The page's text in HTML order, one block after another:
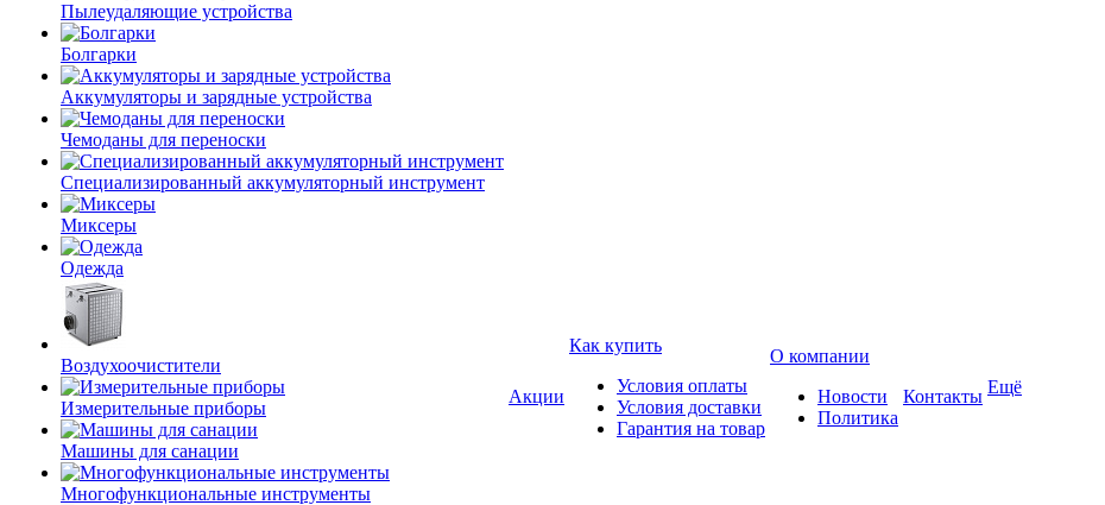
Пылеудаляющие устройства
Болгарки
Аккумуляторы и зарядные устройства
Чемоданы для переноски
Специализированный аккумуляторный инструмент
Миксеры
Одежда
Воздухоочистители
Измерительные приборы
Машины для санации
Многофункциональные инструменты
Акции
Как купить
Условия оплаты
Условия доставки
Гарантия на товар
О компании
Новости
Политика
Контакты Ещё